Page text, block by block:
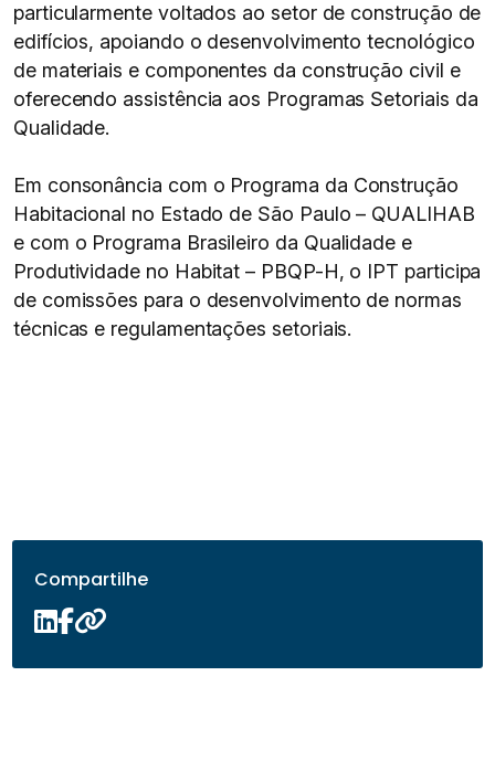
particularmente voltados ao setor de construção de
edifícios, apoiando o desenvolvimento tecnológico
de materiais e componentes da construção civil e
oferecendo assistência aos Programas Setoriais da
Qualidade.
Em consonância com o Programa da Construção
Habitacional no Estado de São Paulo – QUALIHAB
e com o Programa Brasileiro da Qualidade e
Produtividade no Habitat – PBQP-H, o IPT participa
de comissões para o desenvolvimento de normas
técnicas e regulamentações setoriais.
Compartilhe